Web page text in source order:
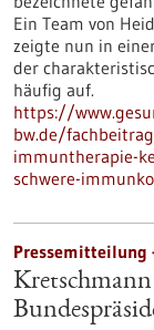
Ein Team von
zeigte nun in
der
häufig auf.
https://
bw.de/
immuntherapie-
schwere-
Pressemitteilung